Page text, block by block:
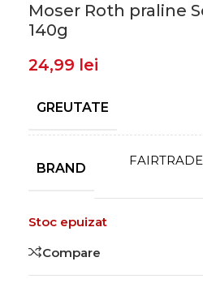
Moser Roth praline
140g
24,99 lei
GREUTATE
BRAND
Stoc epuizat
Compare